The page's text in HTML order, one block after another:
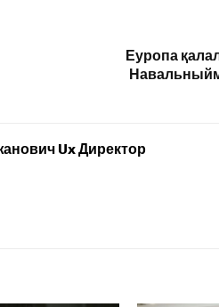
Еуропа
Ux Директор